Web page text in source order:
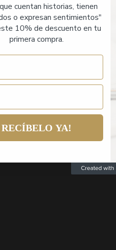
cuentan historias, tienen
o expresan sentimientos"
10% de descuento en tu
primera compra.
RECÍBELO YA!